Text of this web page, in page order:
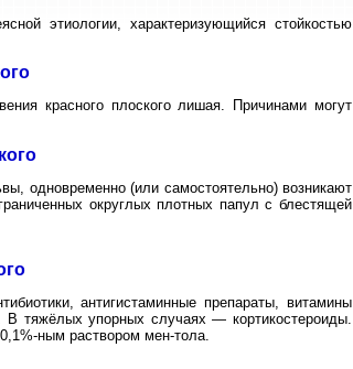
этиологии, характеризующийся стойкостью
красного плоского лишая. Причинами могут
одновременно (или самостоятельно) возникают
округлых плотных папул с блестящей
антигистаминные препараты, витамины
В тяжёлых упорных случаях — кортикостероиды.
ным раствором мен-тола.